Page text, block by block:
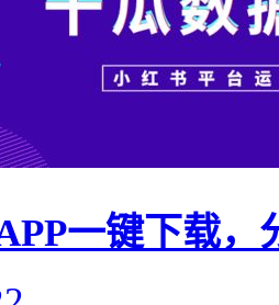
一键下载，